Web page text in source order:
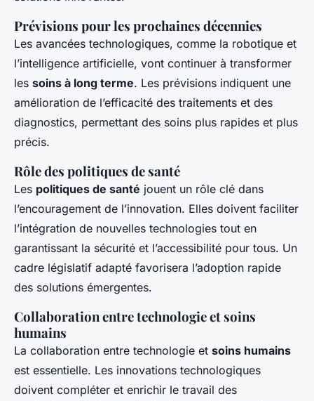
Prévisions pour les prochaines décennies
Les avancées technologiques, comme la robotique et
l’intelligence artificielle, vont continuer à transformer
les soins à long terme. Les prévisions indiquent une
amélioration de l’efficacité des traitements et des
diagnostics, permettant des soins plus rapides et plus
précis.
Rôle des politiques de santé
Les politiques de santé jouent un rôle clé dans
l’encouragement de l’innovation. Elles doivent faciliter
l’intégration de nouvelles technologies tout en
garantissant la sécurité et l’accessibilité pour tous. Un
cadre législatif adapté favorisera l’adoption rapide
des solutions émergentes.
Collaboration entre technologie et soins
humains
La collaboration entre technologie et soins humains
est essentielle. Les innovations technologiques
doivent compléter et enrichir le travail des